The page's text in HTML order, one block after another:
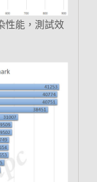
性能，測試效